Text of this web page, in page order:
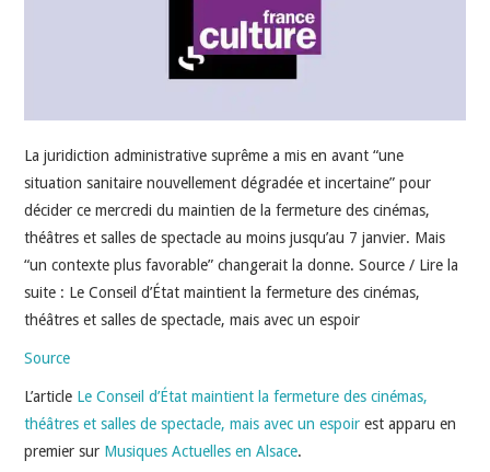
La juridiction administrative suprême a mis en avant “une
situation sanitaire nouvellement dégradée et incertaine” pour
décider ce mercredi du maintien de la fermeture des cinémas,
théâtres et salles de spectacle au moins jusqu’au 7 janvier. Mais
“un contexte plus favorable” changerait la donne. Source / Lire la
suite : Le Conseil d’État maintient la fermeture des cinémas,
théâtres et salles de spectacle, mais avec un espoir
Source
L’article Le Conseil d’État maintient la fermeture des cinémas,
théâtres et salles de spectacle, mais avec un espoir est apparu en
premier sur Musiques Actuelles en Alsace.